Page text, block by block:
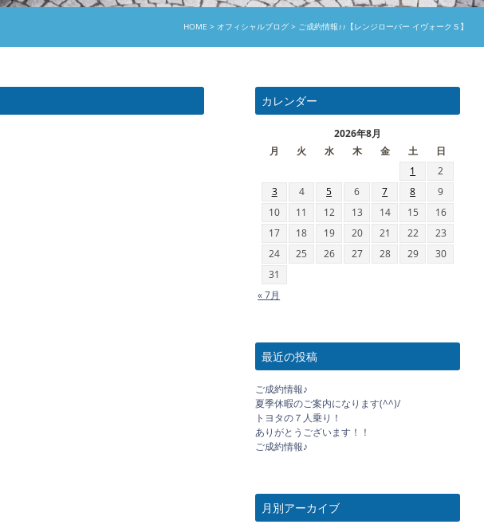
HOME オフィシャルブログ ご成約情報♪♪【レンジローバー イヴォークＳ】
カレンダー
2026年8月
月
火 水 木 金 土
日
1
2
3
4 5 6 7 8
9
10
11 12 13 14 15
16
17
18 19 20 21 22
23
24
25 26 27 28 29
30
31
« 7月
最近の投稿
ご成約情報♪
夏季休暇のご案内になります(^^)/
トヨタの７人乗り！
ありがとうございます！！
ご成約情報♪
月別アーカイブ